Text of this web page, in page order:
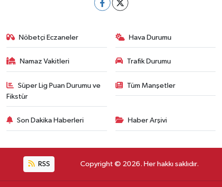
Nöbetçi Eczaneler Hava Durumu
Namaz Vakitleri Trafik Durumu
Süper Lig Puan Durumu ve
Fikstür
Tüm Manşetler
Son Dakika Haberleri Haber Arşivi
RSS Copyright © 2026. Her hakkı saklıdır.